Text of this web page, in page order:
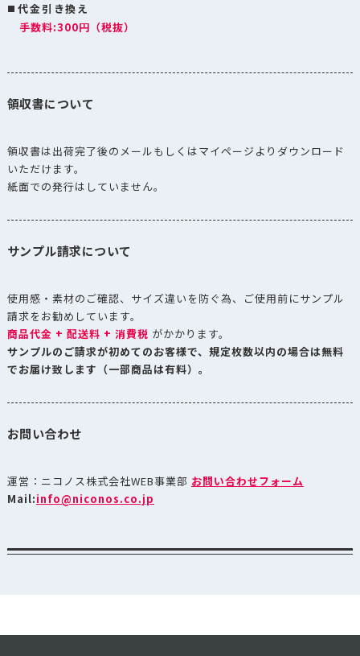
代金引き換え
手数料:300円（税抜）
領収書について
領収書は出荷完了後のメールもしくはマイページよりダウンロード
いただけます。
紙面での発行はしていません。
サンプル請求について
使用感・素材のご確認、サイズ違いを防ぐ為、ご使用前にサンプル
請求をお勧めしています。
商品代金 + 配送料 + 消費税 がかかります。
サンプルのご請求が初めてのお客様で、規定枚数以内の場合は無料
でお届け致します（一部商品は有料）。
お問い合わせ
運営：ニコノス株式会社WEB事業部 お問い合わせフォーム
Mail:info@niconos.co.jp